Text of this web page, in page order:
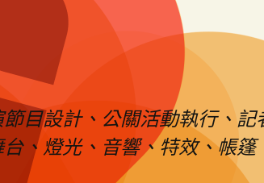
目設計、公關活動執行、記
、燈光、音響、特效、帳